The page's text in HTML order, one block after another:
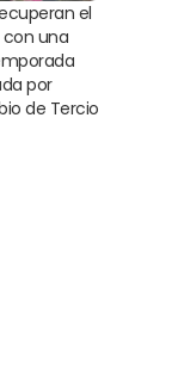
el
una
por
de Tercio